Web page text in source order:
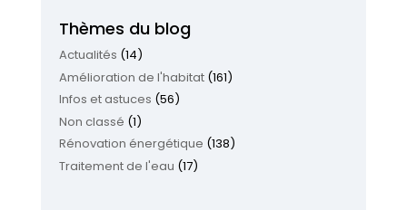
Thèmes du blog
Actualités (14)
Amélioration de l'habitat(161)
Infos et astuces (56)
Non classé (1)
Rénovation énergétique (138)
Traitement de l'eau (17)